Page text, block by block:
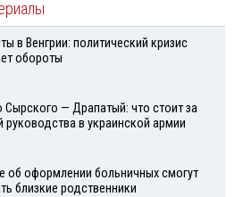
в Венгрии: политический кризис
обороты
Сырского — Драпатый: что стоит за
руководства в украинской армии
об оформлении больничных смогут
близкие родственники